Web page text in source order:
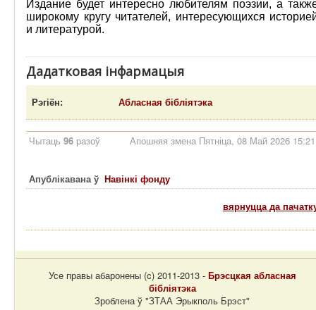
Издание будет интересно любителям поэзии, а
широкому кругу читателей, интересующихся
и литературой.
Дадатковая інфармацыя
Рэгіён: Абласная бібліятэка
Чытаць 96 разоў Апошняя змена Пятніца, 08 Май 2026 15:21
Апублікавана ў Навінкі фонду
вярнуцца да
Усе правы абаронены (c) 2011-2013 - Брэсцкая абласная
бібліятэка
Зроблена ў "ЗТАА Эрыкполь Брэст"